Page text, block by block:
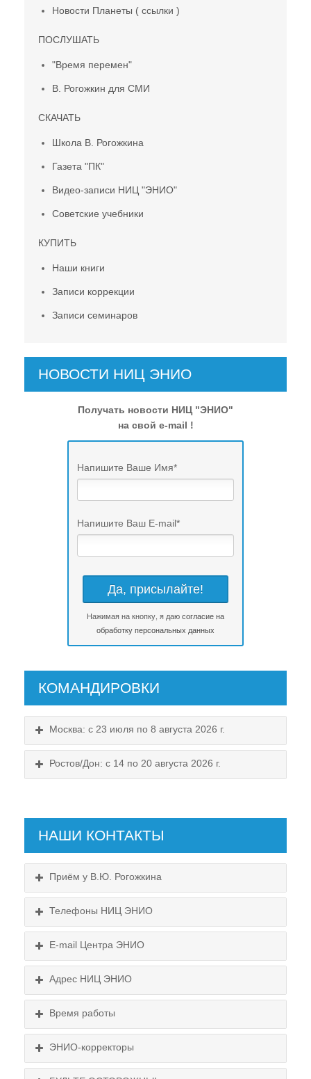
Новости Планеты ( ссылки )
ПОСЛУШАТЬ
"Время перемен"
В. Рогожкин для СМИ
СКАЧАТЬ
Школа В. Рогожкина
Газета "ПК"
Видео-записи НИЦ "ЭНИО"
Советские учебники
КУПИТЬ
Наши книги
Записи коррекции
Записи семинаров
НОВОСТИ НИЦ ЭНИО
Получать новости НИЦ "ЭНИО"
на свой e-mail !
Напишите Ваше Имя*
Напишите Ваш E-mail*
Нажимая на кнопку, я даюсогласие на
обработку персональных данных
КОМАНДИРОВКИ
Москва: с 23 июля по 8 августа 2026 г.
Схема проезда
Выходные:
Ростов/Дон: с 14 по 20 августа 2026 г.
Схема проезда
Выходные:
НАШИ КОНТАКТЫ
Приём у В.Ю. Рогожкина
Телефоны НИЦ ЭНИО
E-mail Центра ЭНИО
Адрес НИЦ ЭНИО
Время работы
ЭНИО-корректоры